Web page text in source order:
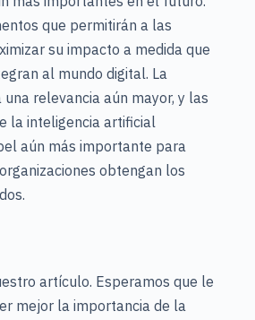
que permitirán a las
su impacto a medida que
al mundo digital. La
relevancia aún mayor, y las
la inteligencia artificial
aún más importante para
obtengan los
artículo. Esperamos que le
mejor la importancia de la